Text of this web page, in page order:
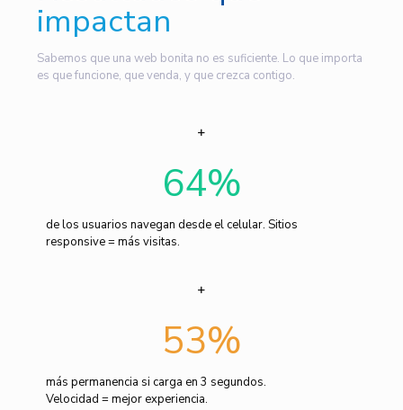
impactan
Sabemos que una web bonita no es suficiente. Lo que importa
es que funcione, que venda, y que crezca contigo.
64%
de los usuarios navegan desde el celular. Sitios
responsive = más visitas.
53%
más permanencia si carga en 3 segundos.
Velocidad = mejor experiencia.